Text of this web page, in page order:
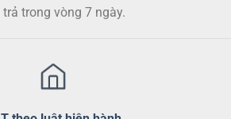
trong vòng 7 ngày.